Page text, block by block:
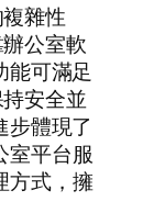
雜性
公室軟
能可滿足
安全並
步體現了
室平台服
方式，擁